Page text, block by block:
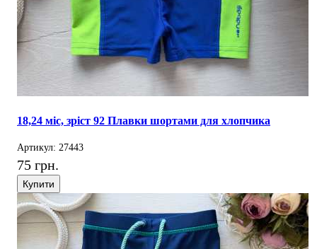
18,24 міс, зріст 92 Плавки шортами для хлопчика
Артикул: 27443
75 грн.
Купити